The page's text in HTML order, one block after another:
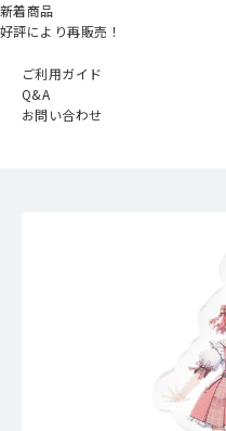
新着商品
好評により再販売！
ご利用ガイド
Q&A
お問い合わせ